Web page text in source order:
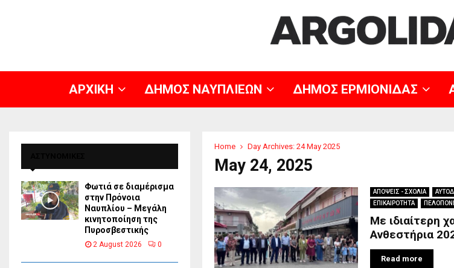
ΑΡΧΙΚΗ ΔΗΜΟΣ ΝΑΥΠΛΙΕΩΝ ΔΗΜΟΣ ΕΡΜΙΟΝΙΔΑΣ
Home Day Archives: 24 May 2025
May 24, 2025
ΑΠΟΨΕΙΣ - ΣΧΟΛΙΑ
ΕΠΙΚΑΙΡΟΤΗΤΑ
Με ιδιαίτερη
Ανθεστήρια
Read more
Φωτιά σε διαμέρισμα
στην Πρόνοια
Ναυπλίου – Μεγάλη
κινητοποίηση της
Πυροσβεστικής
2 August 2026 0